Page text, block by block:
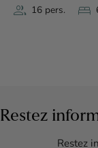
group 16 pers. bed
Restez
Restez